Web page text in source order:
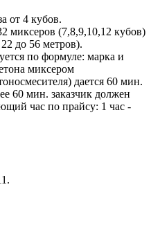
от 4 кубов.
миксеров (7,8,9,10,12 кубов)
до 56 метров).
по формуле: марка и
миксером
дается 60 мин.
60 мин. заказчик должен
час по прайсу: 1 час -